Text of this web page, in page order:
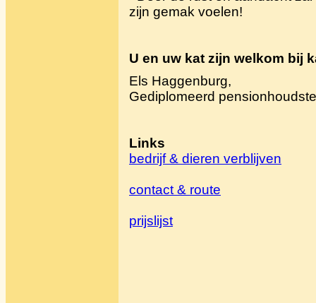
zijn gemak voelen!
U en uw kat zijn welkom bij
Els Haggenburg,
Gediplomeerd
Links
bedrijf & dieren verblijven
contact & route
prijslijst